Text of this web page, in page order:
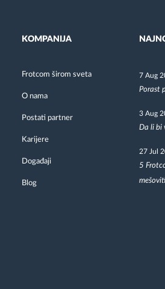
KOMPANIJA
Frotcom širom sveta
O nama
Postati partner
Karijere
Događaji
Blog
7 Aug
Porast
3 Aug
Da li bi
27 Jul
5